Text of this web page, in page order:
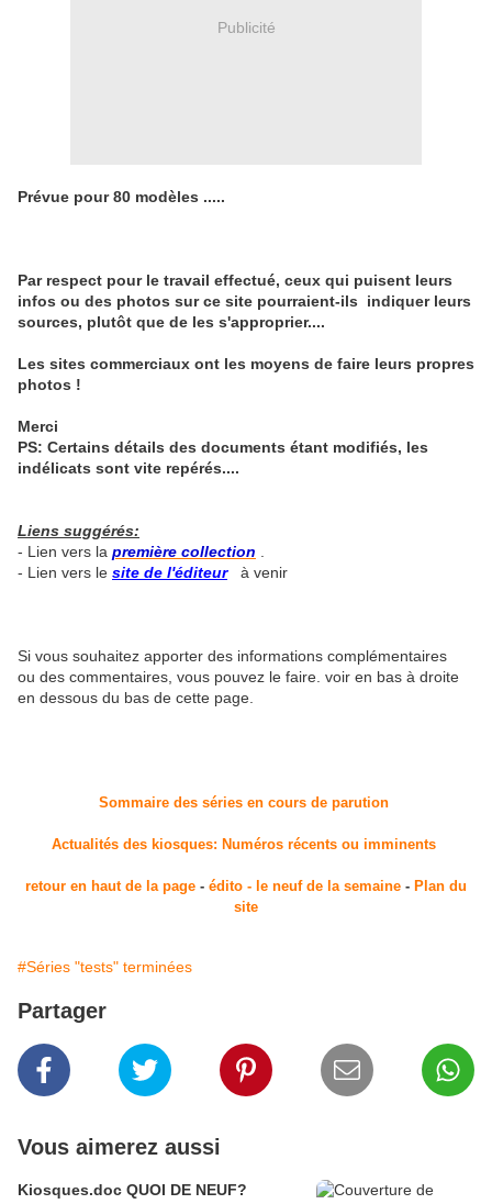
Publicité
Prévue pour 80 modèles .....
Par respect pour le travail effectué, ceux qui puisent leurs
infos ou des photos sur ce site pourraient-ils indiquer leurs
sources, plutôt que de les s'approprier....
Les sites commerciaux ont les moyens de faire leurs propres
photos !
Merci
PS: Certains détails des documents étant modifiés, les
indélicats sont vite repérés....
Liens suggérés:
- Lien vers la première collection
- Lien vers le site de l'éditeurà venir
Si vous souhaitez apporter des informations complémentaires
ou des commentaires, vous pouvez le faire. voir en bas à droite
en dessous du bas de cette page.
Sommaire des séries en cours de parution
Actualités des kiosques: Numéros récents ou imminents
retour en haut de la page - édito - le neuf de la semaine - Plan du
site
#Séries "tests" terminées
Partager
Vous aimerez aussi
Kiosques.doc QUOI DE NEUF?